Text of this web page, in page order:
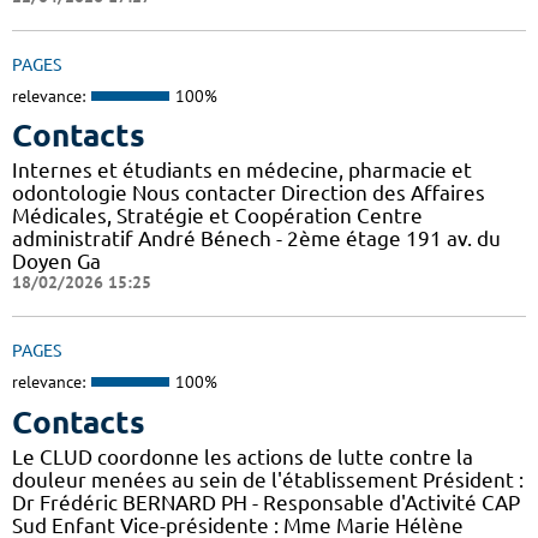
PAGES
relevance: 100%
Contacts
Internes et étudiants en médecine, pharmacie et
odontologie Nous contacter Direction des Affaires
Médicales, Stratégie et Coopération Centre
administratif André Bénech - 2ème étage 191 av. du
Doyen Ga
18/02/2026 15:25
PAGES
relevance: 100%
Contacts
Le CLUD coordonne les actions de lutte contre la
douleur menées au sein de l'établissement Président :
Dr Frédéric BERNARD PH - Responsable d'Activité CAP
Sud Enfant Vice-présidente : Mme Marie Hélène